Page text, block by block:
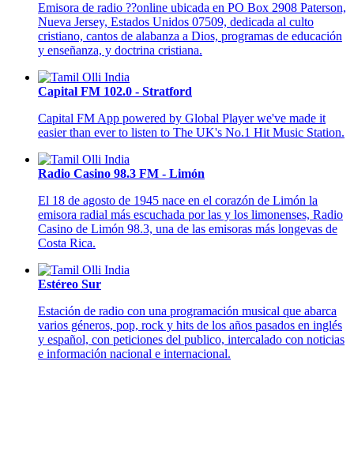
Emisora de radio ??online ubicada en PO Box 2908 Paterson,
Nueva Jersey, Estados Unidos 07509, dedicada al culto
cristiano, cantos de alabanza a Dios, programas de educación
y enseñanza, y doctrina cristiana.
Capital FM 102.0 - Stratford
Capital FM App powered by Global Player we've made it
easier than ever to listen to The UK's No.1 Hit Music Station.
Radio Casino 98.3 FM - Limón
El 18 de agosto de 1945 nace en el corazón de Limón la
emisora radial más escuchada por las y los limonenses, Radio
Casino de Limón 98.3, una de las emisoras más longevas de
Costa Rica.
Estéreo Sur
Estación de radio con una programación musical que abarca
varios géneros, pop, rock y hits de los años pasados en inglés
y español, con peticiones del publico, intercalado con noticias
e información nacional e internacional.